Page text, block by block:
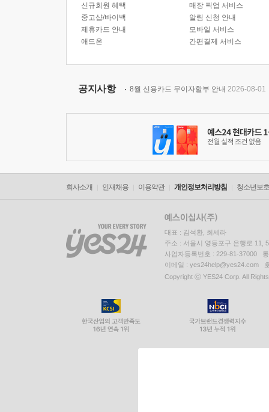
신규회원 혜택
중고샵/바이백
제휴카드 안내
애드온
매장 픽업 서비스
알림 신청 안내
모바일 서비스
간편결제 서비스
공지사항 8월 신용카드 무이자할부 안내 2026-08-01
회사소개 인재채용 이용약관 개인정보처리방침 청소년보
대표 : 김석환, 최세라
주소 : 서울시 영등포구 은행로 11,
사업자등록번호 : 229-81-37000
이메일 : yes24help@yes24.com
Copyright ⓒ YES24 Corp. All